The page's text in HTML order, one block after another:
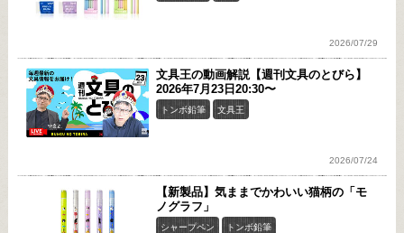
2026/07/29
文具王の動画解説【週刊文具のとびら】
2026年7月23日20:30〜
トンボ鉛筆 文具王
2026/07/24
【新製品】気ままでかわいい猫柄の「モ
ノグラフ」
シャープペン トンボ鉛筆